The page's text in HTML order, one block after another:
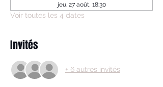
jeu. 27 août, 18:30
Voir toutes les 4 dates
Invités
+ 6 autres invités